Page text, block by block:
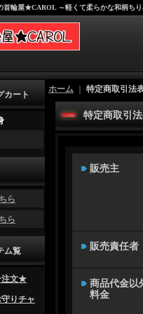
輪屋★CAROL ～軽くて柔らかな和柄ちり
カート
ら
ら
ム覧
注文★
りチャ
ホーム 特定商取引法
特定商取引
販売主
販売責任者
商品代金以
料金